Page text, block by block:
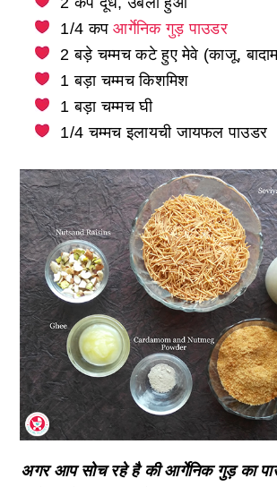
1/4 कपआर्गेनिक गुड़ पाउडर
2 बड़े चम्मच कटे हुए मेवे (काजू,
1 बड़ा चम्मच किशमिश
1 बड़ा चम्मच घी
1/4 चम्मच इलायची जायफल पाउडर
अगर आप सोच रहे है की आर्गेनिक गुड़ का